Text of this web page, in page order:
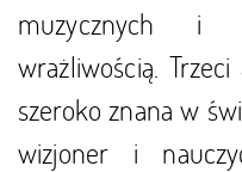
muzycznych i
wrażliwością.
szeroko znana w
wizjoner i